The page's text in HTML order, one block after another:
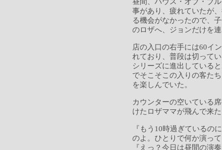
事があり、疲れていたが
る機会がなかったので、
のロザへ、ジョンだけを
店の入口の右手には60イ
れており、普段は切って
シリーズに進出している
でそこそこの入りの客た
を楽しんでいた。
カウンターの空いている
けたロザママが飛んで来
『もう10時過ぎているの
のよ。ひとりで何か演っ
『えっ？今日は昼間の演